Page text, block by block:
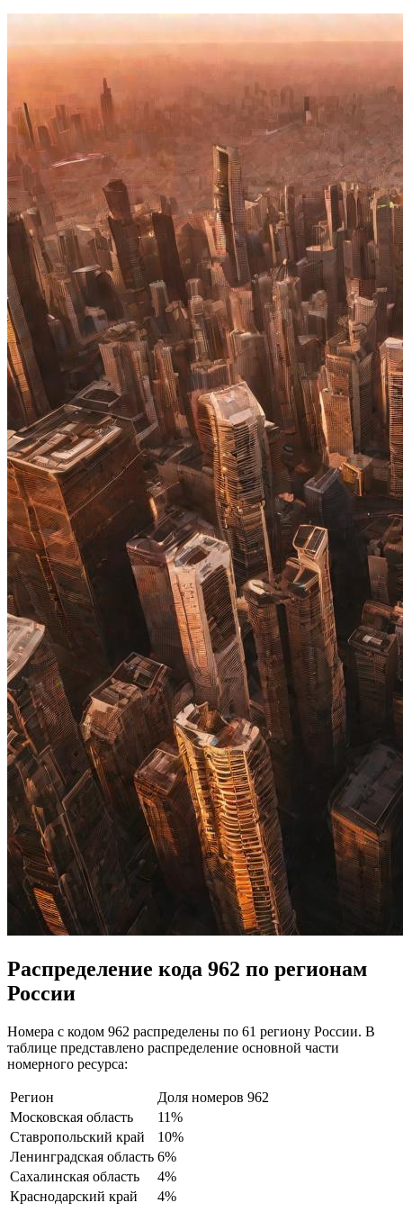
Распределение кода 962 по регионам
России
Номера с кодом 962 распределены по 61 региону России. В
таблице представлено распределение основной части
номерного ресурса:
Регион
Доля номеров 962
Московская область
11%
Ставропольский край
10%
Ленинградская область 6%
Сахалинская область
4%
Краснодарский край
4%